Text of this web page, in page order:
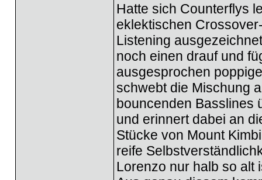
Hatte sich Counterflys
eklektischen
Listening
noch einen drauf und
ausgesprochen
schwebt die Mischung
bouncenden Basslines
und erinnert dabei an
Stücke von Mount
reife
Lorenzo nur halb so alt